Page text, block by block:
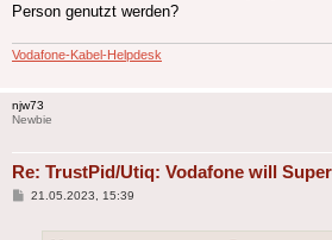
Person genutzt werden?
Vodafone-Kabel-Helpdesk
njw73
Newbie
Re: TrustPid/Utiq: Vodafone will
Beitrag
21.05.2023, 15:39